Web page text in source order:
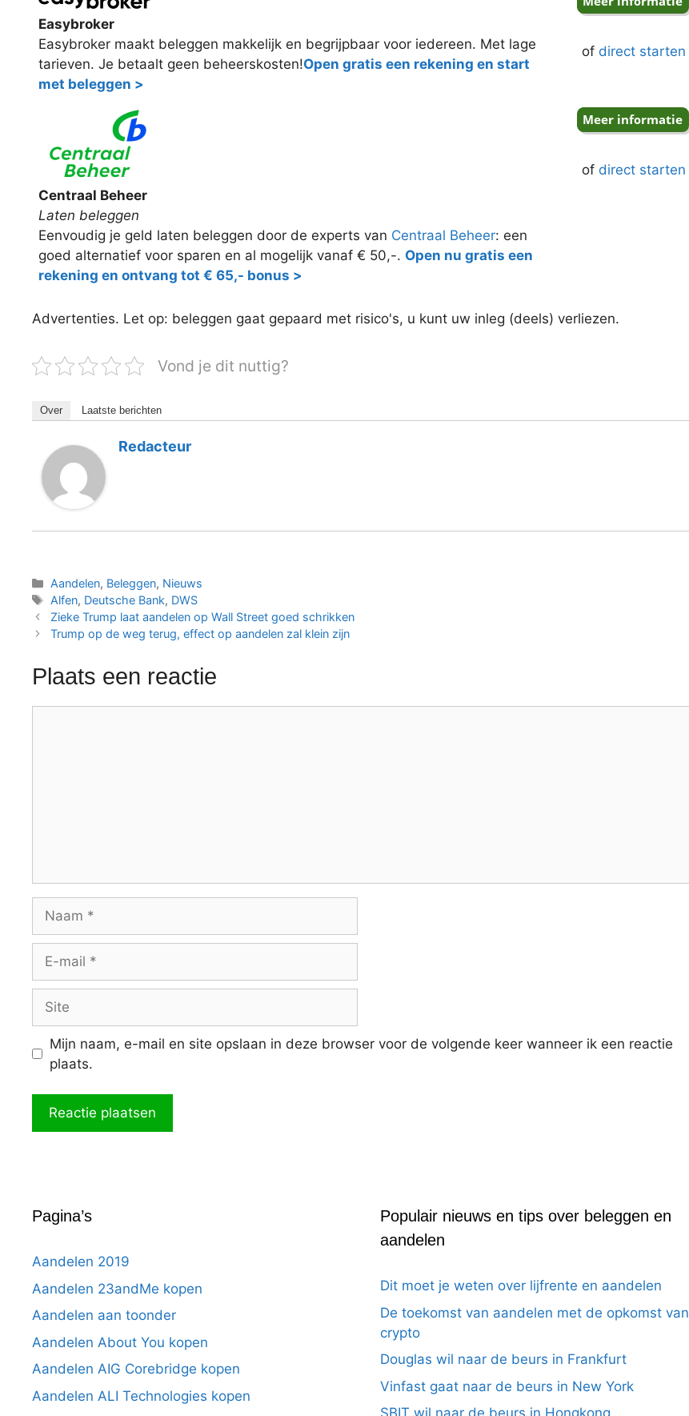
Easybroker
Easybroker maakt beleggen makkelijk en begrijpbaar voor iedereen. Met lage
tarieven. Je betaalt geen beheerskosten!Open gratis een rekening en start
met beleggen >
of direct starten
Centraal Beheer
Laten beleggen
Eenvoudig je geld laten beleggen door de experts van Centraal Beheer: een
goed alternatief voor sparen en al mogelijk vanaf € 50,-. Open nu gratis een
rekening en ontvang tot € 65,- bonus >
of direct starten
Advertenties. Let op: beleggen gaat gepaard met risico's, u kunt uw inleg (deels) verliezen.
Vond je dit nuttig?
Over Laatste berichten
Redacteur
Categorieën
Aandelen, Beleggen, Nieuws
Tags
Alfen, Deutsche Bank, DWS
Zieke Trump laat aandelen op Wall Street goed schrikken
Trump op de weg terug, effect op aandelen zal klein zijn
Plaats een reactie
mail
Mijn naam, e-mail en site opslaan in deze browser voor de volgende keer wanneer ik een reactie
plaats.
Pagina’s
Aandelen 2019
Aandelen 23andMe kopen
Aandelen aan toonder
Aandelen About You kopen
Aandelen AIG Corebridge kopen
Aandelen ALI Technologies kopen
Populair nieuws en tips over beleggen en
aandelen
Dit moet je weten over lijfrente en aandelen
De toekomst van aandelen met de opkomst van
crypto
Douglas wil naar de beurs in Frankfurt
Vinfast gaat naar de beurs in New York